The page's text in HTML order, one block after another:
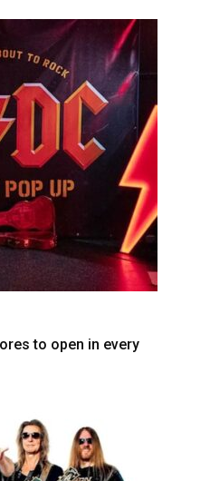
to open in every